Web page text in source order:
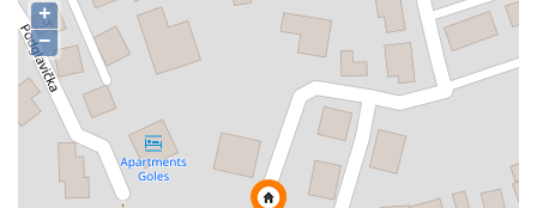
+
−